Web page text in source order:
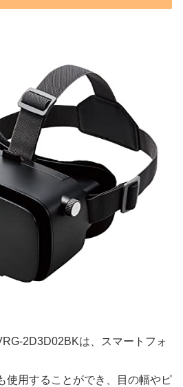
2D3D02BKは、スマートフォ
使用することができ、目の幅やピ